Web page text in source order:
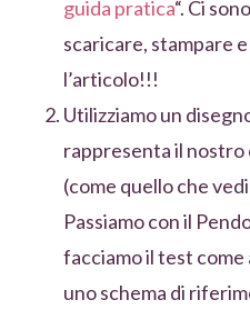
guida pratica“. Ci
scaricare, stampare
l’articolo!!!
Utilizziamo un
rappresenta il nostro
(come quello che
Passiamo con il
facciamo il test
uno schema di